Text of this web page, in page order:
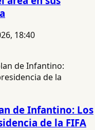
18:40
de Infantino: Los
de la FIFA